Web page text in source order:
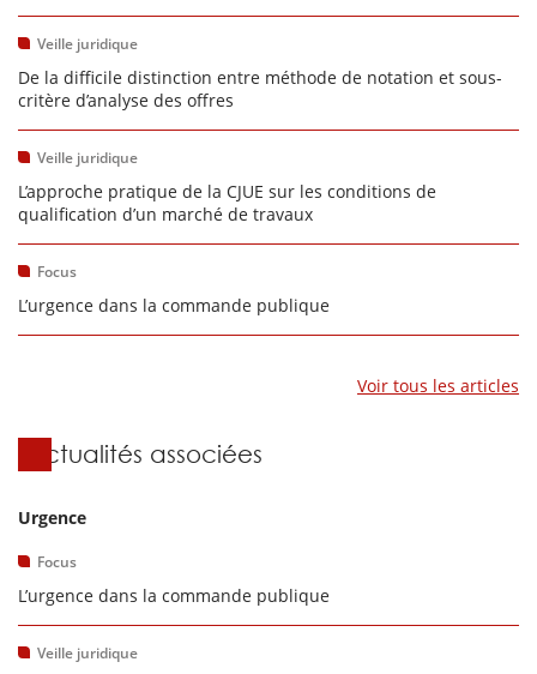
Veille juridique
De la difficile distinction entre méthode de notation et sous-
critère d’analyse des offres
Veille juridique
L’approche pratique de la CJUE sur les conditions de
qualification d’un marché de travaux
Focus
L’urgence dans la commande publique
Voir tous les articles
Actualités associées
Urgence
Focus
L’urgence dans la commande publique
Veille juridique